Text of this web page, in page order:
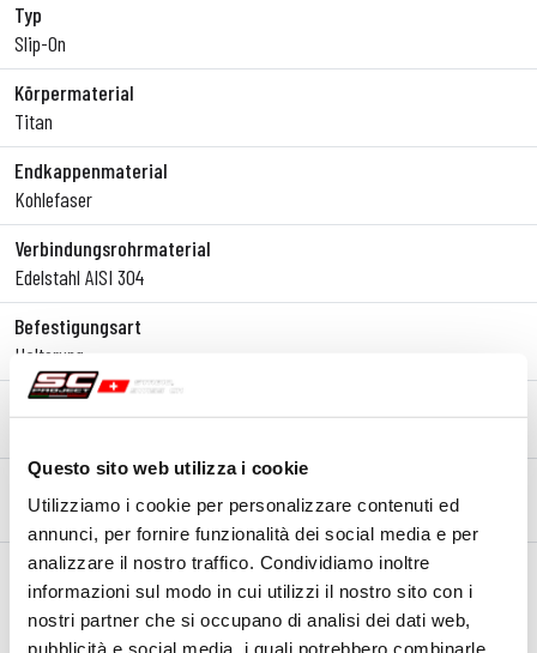
Questo sito web utilizza i cookie
Utilizziamo i cookie per personalizzare contenuti ed
annunci, per fornire funzionalità dei social media e per
analizzare il nostro traffico. Condividiamo inoltre
informazioni sul modo in cui utilizzi il nostro sito con i
nostri partner che si occupano di analisi dei dati web,
pubblicità e social media, i quali potrebbero combinarle
Typ
Slip-On
Körpermaterial
Titan
Endkappenmaterial
Kohlefaser
Verbindungsrohrmaterial
Edelstahl AISI 304
Befestigungsart
Halterung
Typgenehmigung - EC / ECE
KIT-INHALT
Beschreibung
Die neue Honda CBR600RR
hat eines der ikonischsten stilistischen
Details aller Zeiten wieder eingeführt: denUnderseat-Auspuff